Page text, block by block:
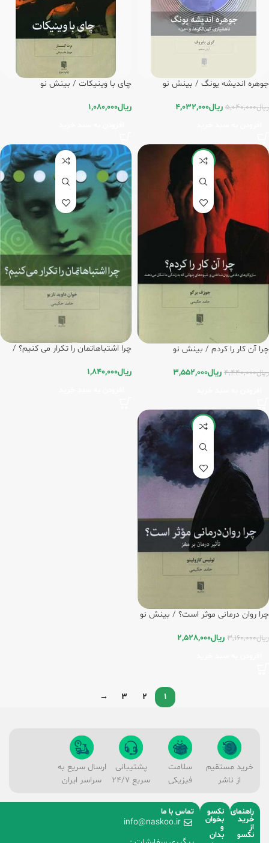
جوهره اندیشه یونگ / بینش نو
ریال5,040,000 ریال4,032,000
چای با وینیکات / بینش نو
ریال1,080,000
-20%
چرا آن کار را کردم / بینش نو
ریال4,440,000 ریال3,552,000
چرا اشتباهاتمان را تکرار می کنیم؟ /
ریال1,840,000
-20%
چرا روان درمانی موثر است؟ / بینش نو
ریال3,160,000 ریال2,528,000
1
2
3
→
خرید مستقیم
از ناشر
سلامت
فیزیکی
پشتیبانی
سریع 24/7
ارسال سریع به
سراسر ایران
راهنمای
خرید
از
نکسو
نکسو
بخوان
و
بدان
تماس با ما
info@naskoo.ir